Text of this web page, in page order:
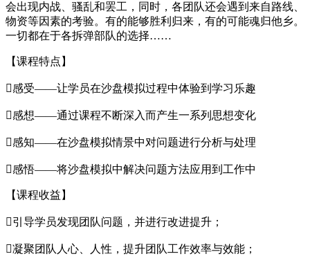
会出现内战、骚乱和罢工，同时，各团队还会遇到来自路线、
物资等因素的考验。有的能够胜利归来，有的可能魂归他乡。
一切都在于各拆弹部队的选择……
【课程特点】
感受——让学员在沙盘模拟过程中体验到学习乐趣
感想——通过课程不断深入而产生一系列思想变化
感知——在沙盘模拟情景中对问题进行分析与处理
感悟——将沙盘模拟中解决问题方法应用到工作中
【课程收益】
引导学员发现团队问题，并进行改进提升；
凝聚团队人心、人性，提升团队工作效率与效能；